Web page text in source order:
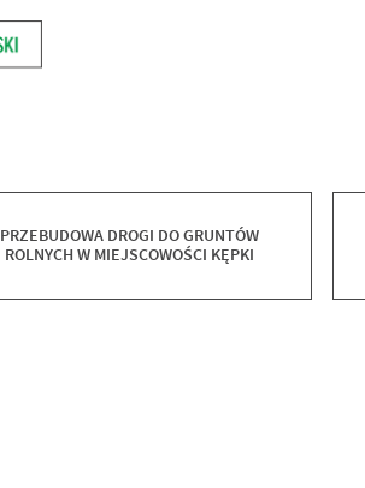
PRZEBUDOWA DROGI DO GRUNTÓW
ROLNYCH W MIEJSCOWOŚCI KĘPKI